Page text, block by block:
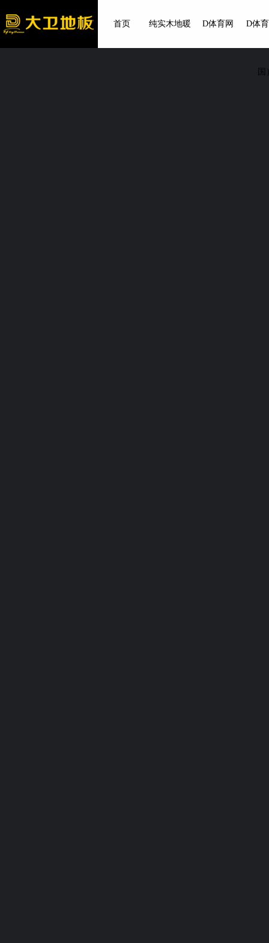
首页 纯实木地暖 D体育网 D体
国